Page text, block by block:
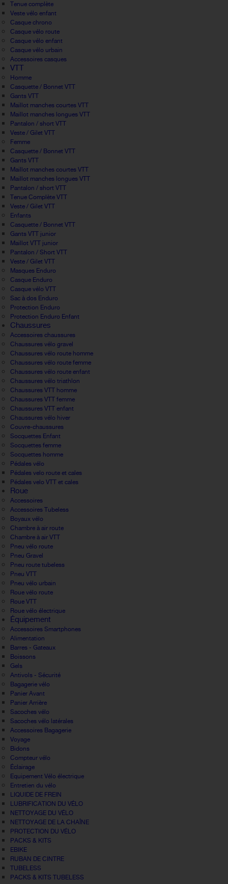
Tenue complète
Veste vélo enfant
Casque chrono
Casque vélo route
Casque vélo enfant
Casque vélo urbain
Accessoires casques
VTT
Homme
Casquette / Bonnet VTT
Gants VTT
Maillot manches courtes VTT
Maillot manches longues VTT
Pantalon / short VTT
Veste / Gilet VTT
Femme
Casquette / Bonnet VTT
Gants VTT
Maillot manches courtes VTT
Maillot manches longues VTT
Pantalon / short VTT
Tenue Complète VTT
Veste / Gilet VTT
Enfants
Casquette / Bonnet VTT
Gants VTT junior
Maillot VTT junior
Pantalon / Short VTT
Veste / Gilet VTT
Masques Enduro
Casque Enduro
Casque vélo VTT
Sac à dos Enduro
Protection Enduro
Protection Enduro Enfant
Chaussures
Accessoires chaussures
Chaussures vélo gravel
Chaussures vélo route homme
Chaussures vélo route femme
Chaussures vélo route enfant
Chaussures vélo triathlon
Chaussures VTT homme
Chaussures VTT femme
Chaussures VTT enfant
Chaussures vélo hiver
Couvre-chaussures
Socquettes Enfant
Socquettes femme
Socquettes homme
Pédales vélo
Pédales velo route et cales
Pédales velo VTT et cales
Roue
Accessoires
Accessoires Tubeless
Boyaux vélo
Chambre à air route
Chambre à air VTT
Pneu vélo route
Pneu Gravel
Pneu route tubeless
Pneu VTT
Pneu vélo urbain
Roue vélo route
Roue VTT
Roue vélo électrique
Équipement
Accessoires Smartphones
Alimentation
Barres - Gateaux
Boissons
Gels
Antivols - Sécurité
Bagagerie vélo
Panier Avant
Panier Arrière
Sacoches vélo
Sacoches vélo latérales
Accessoires Bagagerie
Voyage
Bidons
Compteur vélo
Éclairage
Equipement Vélo électrique
Entretien du vélo
LIQUIDE DE FREIN
LUBRIFICATION DU VÉLO
NETTOYAGE DU VÉLO
NETTOYAGE DE LA CHAÎNE
PROTECTION DU VÉLO
PACKS & KITS
EBIKE
RUBAN DE CINTRE
TUBELESS
PACKS & KITS TUBELESS